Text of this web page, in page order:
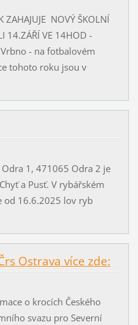
ZAHAJUJE NOVÝ ŠKOLNÍ
14.ZÁŘÍ VE 14HOD -
- na fotbalovém
tohoto roku jsou v
1, 471065 Odra 2 je
a Pusť. V rybářském
od 16.6.2025 lov ryb
Ostrava více zde:
o krocích Českého
svazu pro Severní